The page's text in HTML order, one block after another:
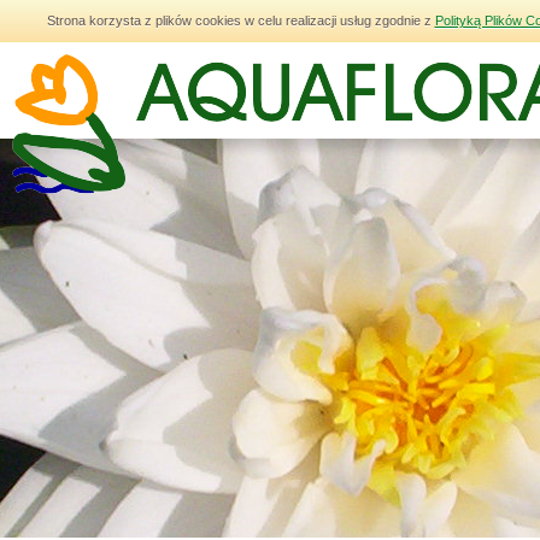
Strona korzysta z plików cookies w celu realizacji usług zgodnie z Polityką Plików